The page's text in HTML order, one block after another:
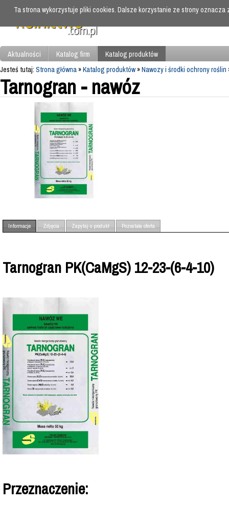
Aktualności Katalog firm
Katalog produktów
Jesteś tutaj: Strona główna»Katalog produktów»Nawozy i środki ochrony roślin
Tarnogran - nawóz
Informacje Zdjęcia Zapytaj o produkt Pozostała oferta
Tarnogran PK(CaMgS) 12-23-(6-4-10)
Przeznaczenie:
Ta strona wykorzystuje pliki cookies. Dalsze korzystanie ze strony